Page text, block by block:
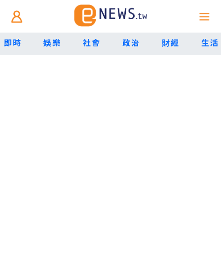
即時 娛樂 社會 政治 財經 生活